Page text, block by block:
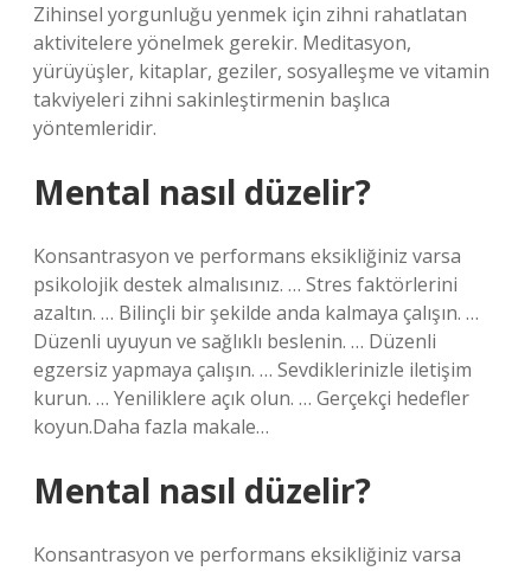
Zihinsel yorgunluğu yenmek için zihni rahatlatan
aktivitelere yönelmek gerekir. Meditasyon,
yürüyüşler, kitaplar, geziler, sosyalleşme ve vitamin
takviyeleri zihni sakinleştirmenin başlıca
yöntemleridir.
Mental nasıl düzelir?
Konsantrasyon ve performans eksikliğiniz varsa
psikolojik destek almalısınız. … Stres faktörlerini
azaltın. … Bilinçli bir şekilde anda kalmaya çalışın. …
Düzenli uyuyun ve sağlıklı beslenin. … Düzenli
egzersiz yapmaya çalışın. … Sevdiklerinizle iletişim
kurun. … Yeniliklere açık olun. … Gerçekçi hedefler
koyun.Daha fazla makale…
Mental nasıl düzelir?
Konsantrasyon ve performans eksikliğiniz varsa